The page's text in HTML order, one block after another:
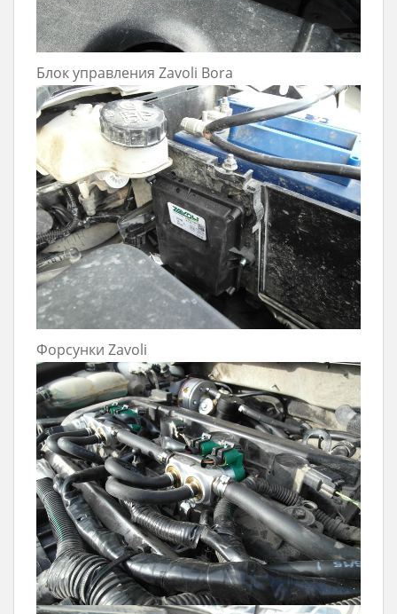
Блок управления Zavoli Bora
Форсунки Zavoli